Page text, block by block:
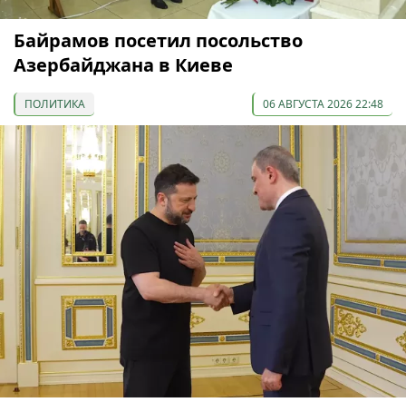
Байрамов посетил посольство
Азербайджана в Киеве
ПОЛИТИКА 06 АВГУСТА 2026 22:48